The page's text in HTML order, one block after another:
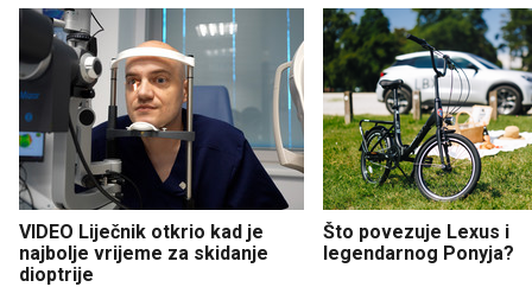
VIDEO Liječnik otkrio kad je
najbolje vrijeme za skidanje
dioptrije
Što povezuje Lexus i
legendarnog Ponyja?